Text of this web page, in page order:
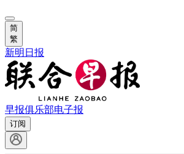
简
繁
新明日报
早报俱乐部电子报
订阅